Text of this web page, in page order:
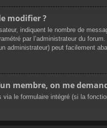
modifier ?
indiquent le nombre de
par l’administrateur du
administrateur) peut facilement
membre, on me
le formulaire intégré (si la